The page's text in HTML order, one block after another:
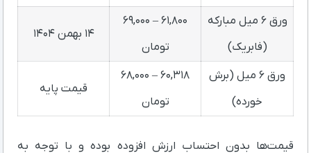
ورق ۶ میل مبارکه
(فابریک)
۶۱,۸۰۰ – ۶۹,۰۰۰
تومان
۱۴ بهمن ۱۴۰۴
ورق ۶ میل (برش
خورده)
۶۰,۳۱۸ – ۶۸,۰۰۰
تومان
قیمت پایه
قیمت‌ها بدون احتساب ارزش افزوده بوده و با توجه به